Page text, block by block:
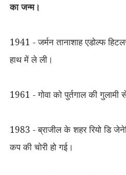
का जन्म।
1941 - जर्मन तानाशाह एडोल्फ
हाथ में ले ली।
1961 - गोवा को पुर्तगाल की गुलामी
1983 - ब्राजील के शहर रियो डि
कप की चोरी हो गई।